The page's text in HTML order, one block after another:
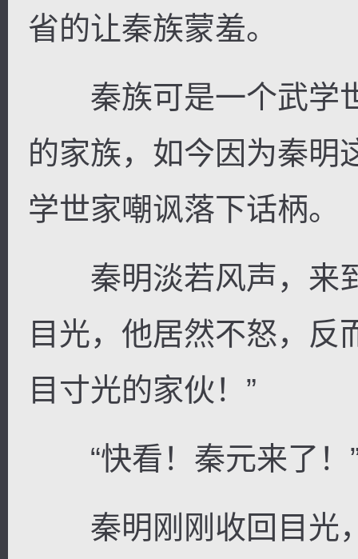
省的让秦族蒙羞。
秦族可是一个武学
的家族，如今因为秦明
学世家嘲讽落下话柄。
秦明淡若风声，来
目光，他居然不怒，反
目寸光的家伙！”
“快看！秦元来了！
秦明刚刚收回目光